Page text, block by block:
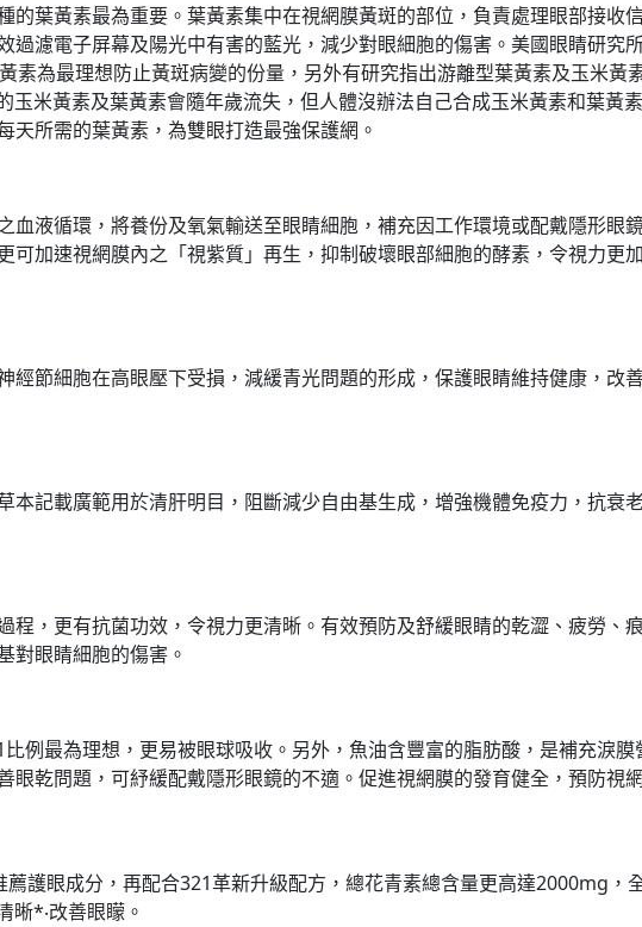
的葉黃素最為重要。葉黃素集中在視網膜黃斑的部位，負責處理眼部接收
過濾電子屏幕及陽光中有害的藍光，減少對眼細胞的傷害。美國眼睛研究
素為最理想防止黃斑病變的份量，另外有研究指出游離型葉黃素及玉米黃
玉米黃素及葉黃素會隨年歲流失，但人體沒辦法自己合成玉米黃素和葉黃
天所需的葉黃素，為雙眼打造最強保護網。
血液循環，將養份及氧氣輸送至眼睛細胞，補充因工作環境或配戴隱形眼
可加速視網膜內之「視紫質」再生，抑制破壞眼部細胞的酵素，令視力更
經節細胞在高眼壓下受損，減緩青光問題的形成，保護眼睛維持健康，改
本記載廣範用於清肝明目，阻斷減少自由基生成，增強機體免疫力，抗衰
程，更有抗菌功效，令視力更清晰。有效預防及舒緩眼睛的乾澀、疲勞、
對眼睛細胞的傷害。
例最為理想，更易被眼球吸收。另外，魚油含豐富的脂肪酸，是補充淚膜
眼乾問題，可紓緩配戴隱形眼鏡的不適。促進視網膜的發育健全，預防視
薦護眼成分，再配合321革新升級配方，總花青素總含量更高達2000mg，
晰*‧改善眼矇。